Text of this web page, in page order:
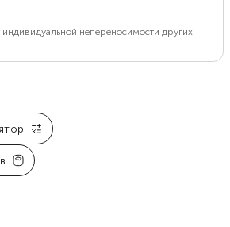
индивидуальной непереносимости других